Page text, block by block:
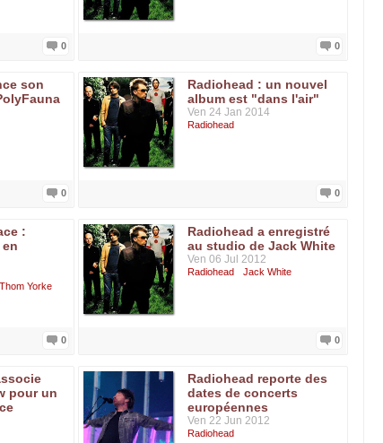
0 0
son
0
Radiohead : un nouvel
album est "dans l'air"
Ven 24 Jan 2014
Radiohead
0
:
en
Thom Yorke
0
Radiohead a enregistré
au studio de Jack White
Ven 06 Jul 2012
Radiohead Jack White
0
pour un
Radiohead reporte des
dates de concerts
européennes
Ven 22 Jun 2012
Radiohead